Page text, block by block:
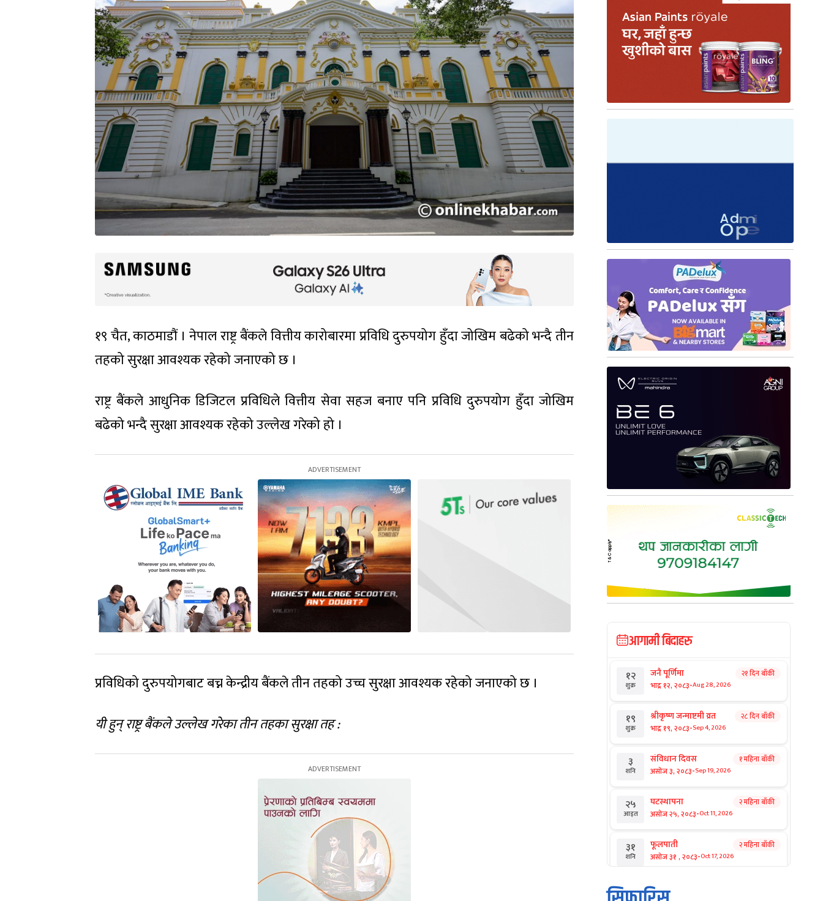
१९ चैत, काठमाडौं । नेपाल राष्ट्र बैंकले वित्तीय कारोबारमा प्रविधि दुरुपयोग हुँदा जोखिम बढेको भन्दै तीन
तहको सुरक्षा आवश्यक रहेको जनाएको छ ।
राष्ट्र बैंकले आधुनिक डिजिटल प्रविधिले वित्तीय सेवा सहज बनाए पनि प्रविधि दुरुपयोग हुँदा जोखिम
बढेको भन्दै सुरक्षा आवश्यक रहेको उल्लेख गरेको हो ।
प्रविधिको दुरुपयोगबाट बच्न केन्द्रीय बैंकले तीन तहको उच्च सुरक्षा आवश्यक रहेको जनाएको छ ।
यी हुन् राष्ट्र बैंकले उल्लेख गरेका तीन तहका सुरक्षा तह :
आगामी बिदाहरु
१२
शुक्र
जनै पूर्णिमा
भाद्र १२, २०८३-Aug 28, 2026
२१ दिन बाँकी
१९
शुक्र
श्रीकृष्ण जन्माष्टमी व्रत
भाद्र १९, २०८३-Sep 4, 2026
२८ दिन बाँकी
३
शनि
संविधान दिवस
असोज ३, २०८३-Sep 19, 2026
१ महिना बाँकी
२५
आइत
घटस्थापना
असोज २५, २०८३-Oct 11, 2026
२ महिना बाँकी
३१
शनि
फूलपाती
असोज ३१ , २०८३-Oct 17, 2026
२ महिना बाँकी
१ कार्तिक सङ्क्रान्ति